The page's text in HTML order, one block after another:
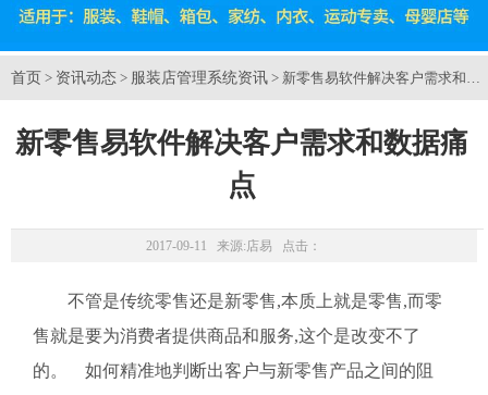
首页 > 资讯动态 > 服装店管理系统资讯 > 新零售易软件解决客户需求和数
新零售易软件解决客户需求和数据痛
点
2017-09-11 来源:店易 点击：
不管是传统零售还是新零售,本质上就是零售,而零
售就是要为消费者提供商品和服务,这个是改变不了
的。 如何精准地判断出客户与新零售产品之间的阻